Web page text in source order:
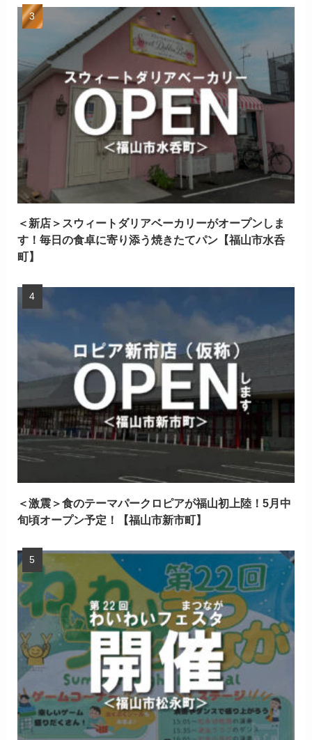
＜新店＞スウィートダリアベーカリーがオープンしま
す！毎日の食卓に寄り添う焼きたてパン【福山市水呑
町】
＜激震＞食のテーマパークロピアが福山初上陸！5月中
旬頃オープン予定！【福山市新市町】